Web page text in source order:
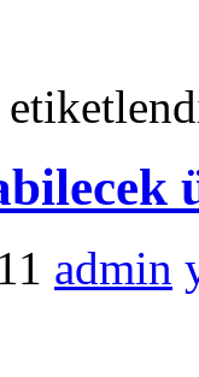
admin